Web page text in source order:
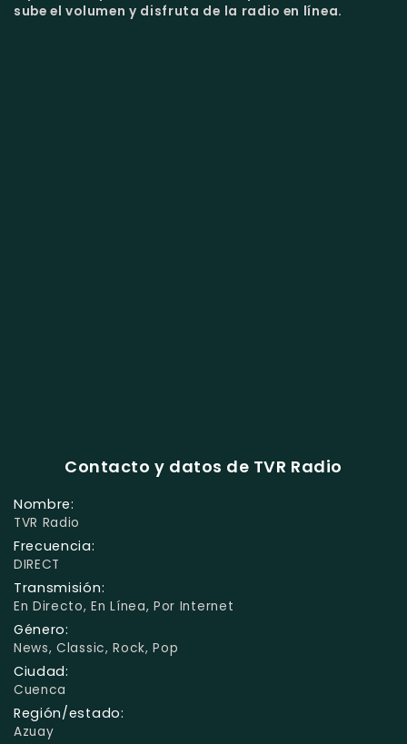
sube el volumen y disfruta de la radio en línea.
Contacto y datos de TVR Radio
Nombre:
TVR Radio
Frecuencia:
DIRECT
Transmisión:
En Directo, En Línea, Por Internet
Género:
News, Classic, Rock, Pop
Ciudad:
Cuenca
Región/estado:
Azuay